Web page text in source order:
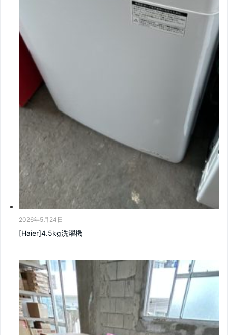
2026年5月24日
[Haier]4.5kg洗濯機